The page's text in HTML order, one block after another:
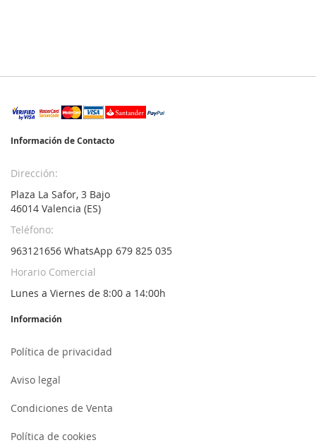
Información de Contacto
Dirección:
Plaza La Safor, 3 Bajo
46014 Valencia (ES)
Teléfono:
963121656 WhatsApp 679 825 035
Horario Comercial
Lunes a Viernes de 8:00 a 14:00h
Información
Política de privacidad
Aviso legal
Condiciones de Venta
Política de cookies